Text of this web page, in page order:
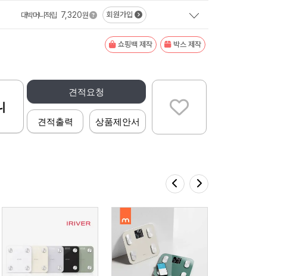
대박머니적립 7,320원 회원가입
쇼핑백 제작 박스 제작
견적요청
견적출력 상품제안서